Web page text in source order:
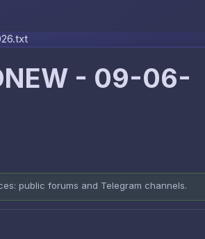
- 09-06-
public forums and Telegram channels.